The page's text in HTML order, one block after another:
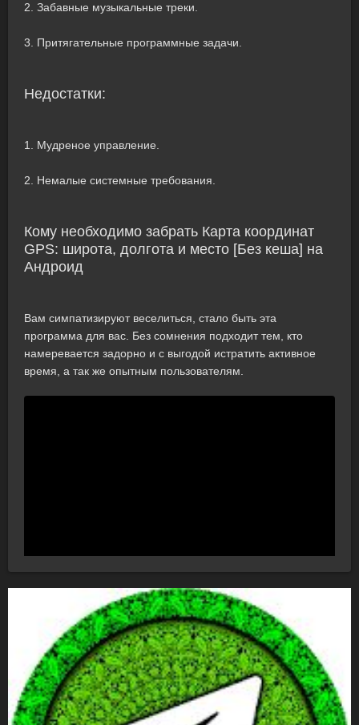
2. Забавные музыкальные треки.
3. Притягательные программные задачи.
Недостатки:
1. Мудреное управление.
2. Немалые системные требования.
Кому необходимо забрать Карта координат
GPS: широта, долгота и место [Без кеша] на
Андроид
Вам симпатизируют веселиться, стало быть эта
программа для вас. Без сомнения подходит тем, кто
намеревается задорно и с выгодой истратить активное
время, а так же опытным пользователям.